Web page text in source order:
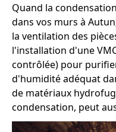
Quand la
dans vos murs à
la ventilation des
l'installation d'une
contrôlée) pour
d'humidité adéquat
de matériaux
condensation, peut